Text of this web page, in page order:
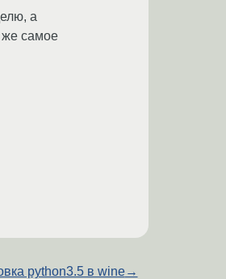
а
же самое
python3.5 в wine→